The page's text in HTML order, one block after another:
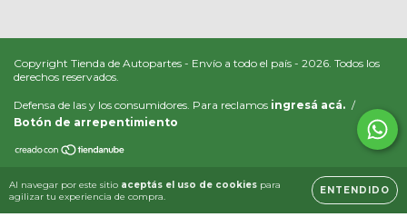
Al navegar por este sitio aceptás el uso de cookies para
agilizar tu experiencia de compra.
ENTENDIDO
Copyright Tienda de Autopartes - Envío a todo el país - 2026. Todos los
derechos reservados.
Defensa de las y los consumidores. Para reclamos ingresá acá. /
Botón de arrepentimiento